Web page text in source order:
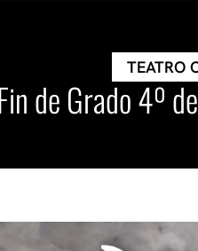
TEATRO
de Grado 4º